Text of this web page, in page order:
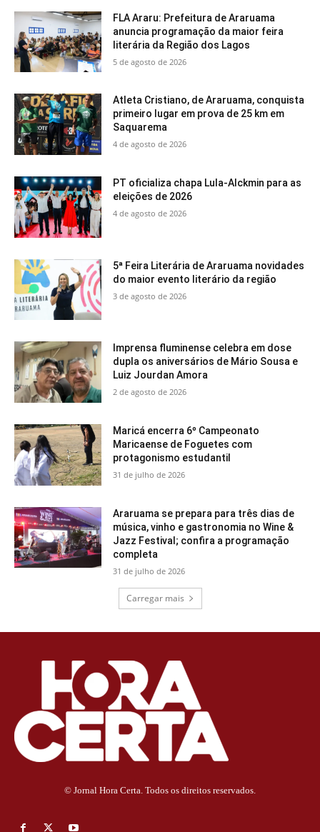
FLA Araru: Prefeitura de Araruama
anuncia programação da maior feira
literária da Região dos Lagos
5 de agosto de 2026
Atleta Cristiano, de Araruama, conquista
primeiro lugar em prova de 25 km em
Saquarema
4 de agosto de 2026
PT oficializa chapa Lula-Alckmin para as
eleições de 2026
4 de agosto de 2026
5ª Feira Literária de Araruama novidades
do maior evento literário da região
3 de agosto de 2026
Imprensa fluminense celebra em dose
dupla os aniversários de Mário Sousa e
Luiz Jourdan Amora
2 de agosto de 2026
Maricá encerra 6º Campeonato
Maricaense de Foguetes com
protagonismo estudantil
31 de julho de 2026
Araruama se prepara para três dias de
música, vinho e gastronomia no Wine &
Jazz Festival; confira a programação
completa
31 de julho de 2026
Carregar mais
© Jornal Hora Certa. Todos os direitos reservados.